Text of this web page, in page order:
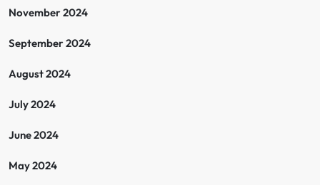
November 2024
September 2024
August 2024
July 2024
June 2024
May 2024